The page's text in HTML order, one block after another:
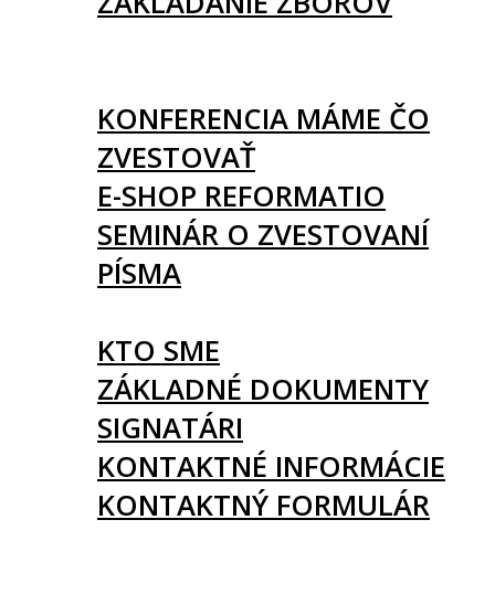
KONFERENCIA MÁME ČO
ZVESTOVAŤ
E-SHOP REFORMATIO
SEMINÁR O ZVESTOVANÍ
PÍSMA
KTO SME
ZÁKLADNÉ DOKUMENTY
SIGNATÁRI
KONTAKTNÉ INFORMÁCIE
KONTAKTNÝ FORMULÁR